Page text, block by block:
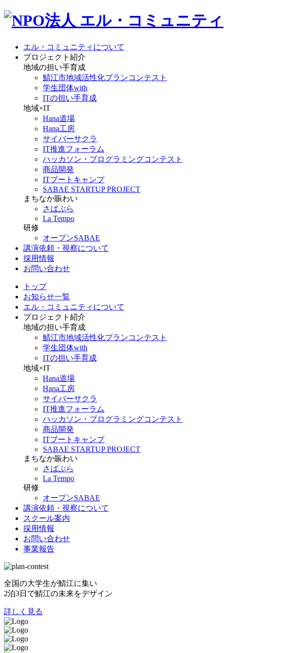
エル・コミュニティについて
プロジェクト紹介
地域の担い手育成
鯖江市地域活性化プランコンテスト
学生団体with
ITの担い手育成
地域×IT
Hana道場
Hana工房
サイバーサクラ
IT推進フォーラム
ハッカソン・プログラミングコンテスト
商品開発
ITブートキャンプ
SABAE STARTUP PROJECT
まちなか賑わい
さばぷら
La Tempo
研修
オープンSABAE
講演依頼・視察について
採用情報
お問い合わせ
トップ
お知らせ一覧
エル・コミュニティについて
プロジェクト紹介
地域の担い手育成
鯖江市地域活性化プランコンテスト
学生団体with
ITの担い手育成
地域×IT
Hana道場
Hana工房
サイバーサクラ
IT推進フォーラム
ハッカソン・プログラミングコンテスト
商品開発
ITブートキャンプ
SABAE STARTUP PROJECT
まちなか賑わい
さばぷら
La Tempo
研修
オープンSABAE
講演依頼・視察について
スクール案内
採用情報
お問い合わせ
事業報告
全国の大学生が鯖江に集い
2泊3日で鯖江の未来をデザイン
詳しく見る